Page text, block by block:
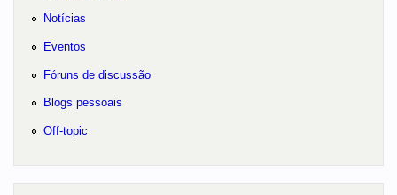
Notícias
Eventos
Fóruns de discussão
Blogs pessoais
Off-topic